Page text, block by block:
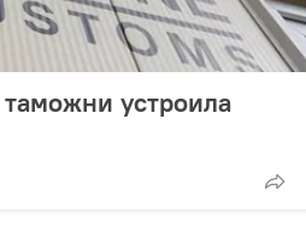
устроила